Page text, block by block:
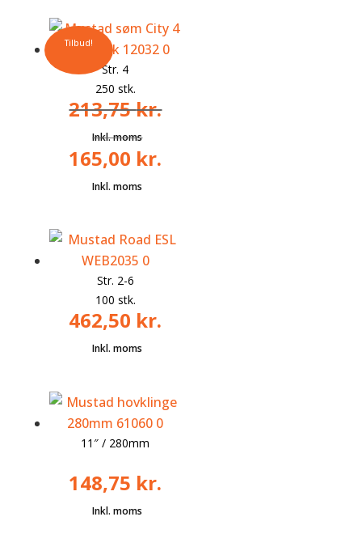
Tilbud!
Str. 4
250 stk.
213,75kr.
Den
oprindelige
213,75 kr..
165,00 kr.
er:
165,00 kr..
Str. 2-6
100 stk.
462,50 kr.
11″ / 280mm
148,75 kr.